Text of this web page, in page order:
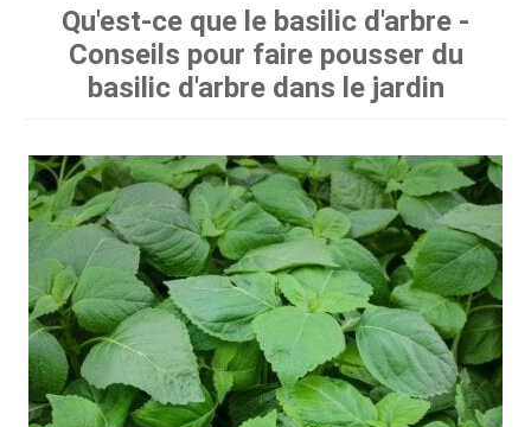
Qu'est-ce que le basilic d'arbre -
Conseils pour faire pousser du
basilic d'arbre dans le jardin